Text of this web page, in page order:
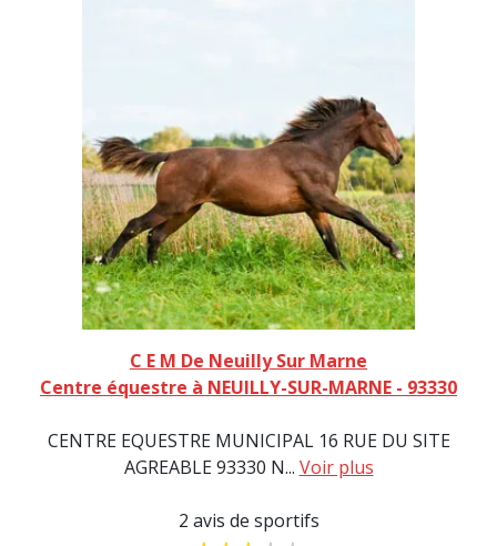
C E M De Neuilly Sur Marne
Centre équestre à NEUILLY-SUR-MARNE - 93330
CENTRE EQUESTRE MUNICIPAL 16 RUE DU SITE
AGREABLE 93330 N... Voir plus
2 avis de sportifs